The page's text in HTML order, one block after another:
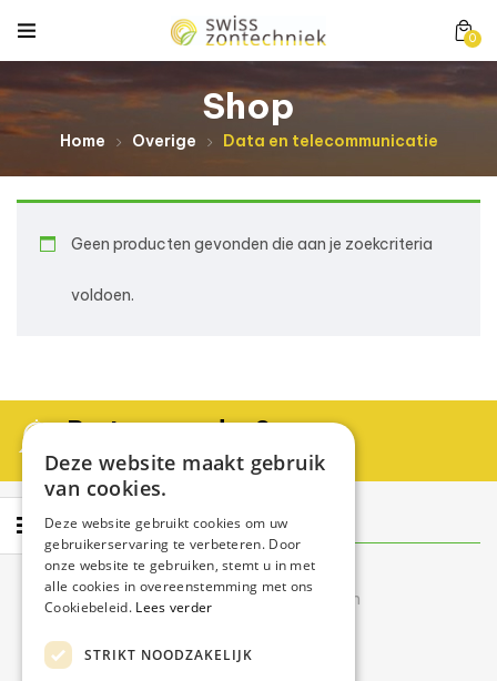
0
Shop
Home Overige Data en telecommunicatie
Geen producten gevonden die aan je zoekcriteria
voldoen.
Partner worden?
Neem contact op met Swiss Zontechniek
info@swisszontechniek.nl
+31 6 30 57 35 28
Bereikbaar tijdens kantooruren
9.00 uur – 16.00 uur
Deze website maakt gebruik
van cookies.
Deze website gebruikt cookies om uw
gebruikerservaring te verbeteren. Door
onze website te gebruiken, stemt u in met
alle cookies in overeenstemming met ons
Cookiebeleid. Lees verder
STRIKT NOODZAKELIJK